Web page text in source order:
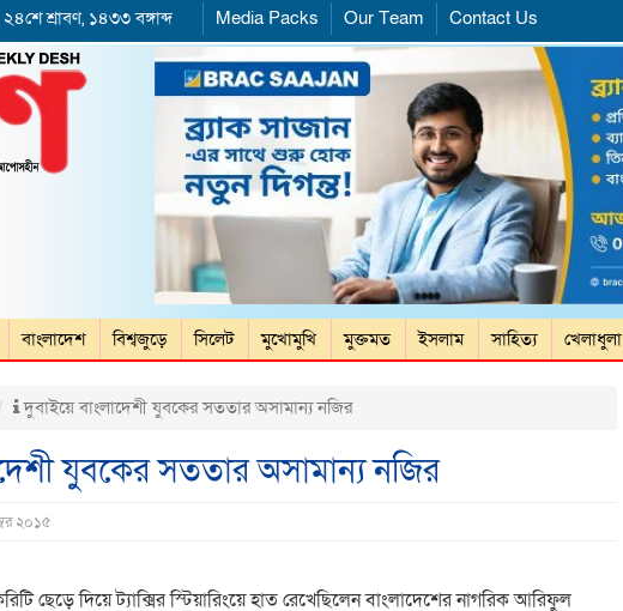
শ্রাবণ, ১৪৩৩ বঙ্গাব্দ Media Packs Our Team Contact Us
বাংলাদেশ বিশ্বজুড়ে সিলেট মুখোমুখি মুক্তমত ইসলাম সাহিত্য খেলাধুলা
দুবাইয়ে বাংলাদেশী যুবকের সততার অসামান্য নজির
যুবকের সততার অসামান্য নজির
২০১৫
ছেড়ে দিয়ে ট্যাক্সির স্টিয়ারিংয়ে হাত রেখেছিলেন বাংলাদেশের নাগরিক আরিফুল